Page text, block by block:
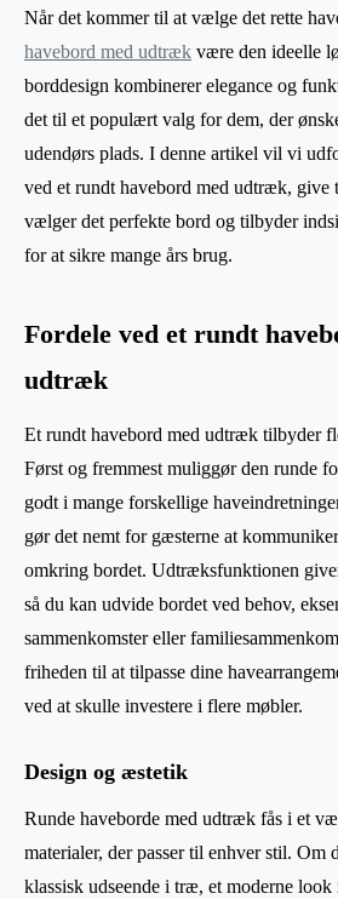
Når det kommer til at vælge det rette
havebord med udtræk være den ideelle
borddesign kombinerer elegance og
det til et populært valg for dem, der
udendørs plads. I denne artikel vil vi
ved et rundt havebord med udtræk, give
vælger det perfekte bord og tilbyder
for at sikre mange års brug.
Fordele ved et rundt
udtræk
Et rundt havebord med udtræk tilbyder
Først og fremmest muliggør den runde
godt i mange forskellige
gør det nemt for gæsterne at
omkring bordet. Udtræksfunktionen
så du kan udvide bordet ved behov,
sammenkomster eller
friheden til at tilpasse dine
ved at skulle investere i flere møbler.
Design og æstetik
Runde haveborde med udtræk fås i et
materialer, der passer til enhver stil. Om
klassisk udseende i træ, et moderne